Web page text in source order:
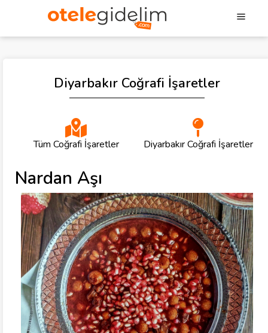
Diyarbakır Coğrafi İşaretler
Tüm Coğrafi İşaretler Diyarbakır Coğrafi İşaretler
Nardan Aşı